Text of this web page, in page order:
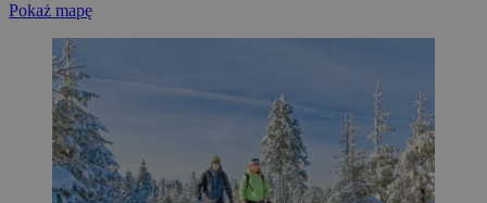
Pokaż mapę